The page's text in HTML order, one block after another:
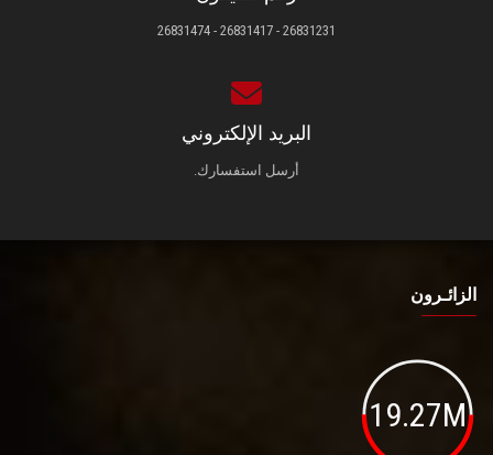
26831231 - 26831417 - 26831474
البريد الإلكتروني
أرسل استفسارك.
الزائـرون
19.27M